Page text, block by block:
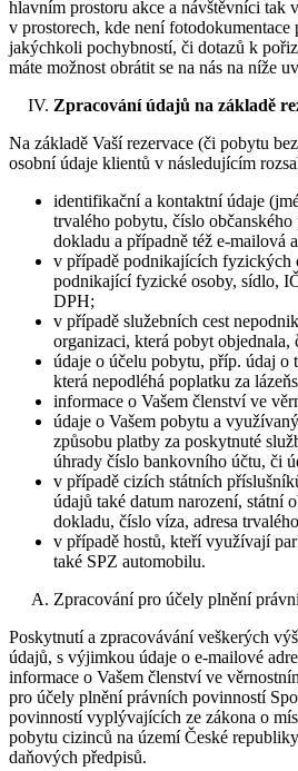
hlavním prostoru akce a návštěvníci tak
v prostorech, kde není
jakýchkoli pochybností, či dotazů k
máte možnost obrátit se na nás na níže
Zpracování údajů na základě
Na základě Vaší rezervace (či pobytu
osobní údaje klientů v následujícím
identifikační a kontaktní údaje
trvalého pobytu, číslo
dokladu a případně též e-mailová
v případě podnikajících fyzických
podnikající fyzické osoby, sídlo,
DPH;
v případě služebních cest
organizaci, která pobyt objednala,
údaje o účelu pobytu, příp. údaj o
která nepodléhá poplatku za
informace o Vašem členství ve
údaje o Vašem pobytu a
způsobu platby za poskytnuté
úhrady číslo bankovního účtu, či
v případě cizích státních
údajů také datum narození, státní
dokladu, číslo víza, adresa
v případě hostů, kteří využívají
také SPZ automobilu.
Zpracování pro účely plnění
Poskytnutí a zpracovávání veškerých
údajů, s výjimkou údaje o e-mailové
informace o Vašem členství ve
pro účely plnění právních povinností
povinností vyplývajících ze zákona o
pobytu cizinců na území České
daňových předpisů.